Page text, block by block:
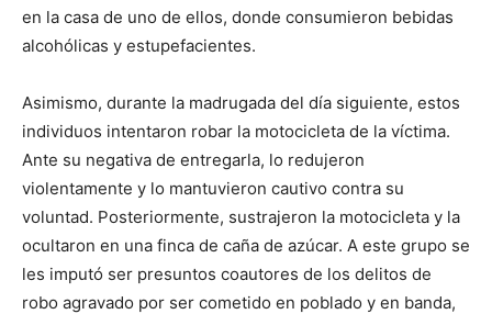
en la casa de uno de ellos, donde consumieron bebidas
alcohólicas y estupefacientes.
Asimismo, durante la madrugada del día siguiente, estos
individuos intentaron robar la motocicleta de la víctima.
Ante su negativa de entregarla, lo redujeron
violentamente y lo mantuvieron cautivo contra su
voluntad. Posteriormente, sustrajeron la motocicleta y la
ocultaron en una finca de caña de azúcar. A este grupo se
les imputó ser presuntos coautores de los delitos de
robo agravado por ser cometido en poblado y en banda,